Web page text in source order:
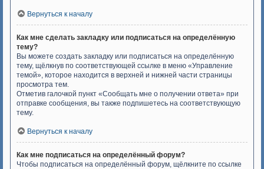
Вернуться к началу
Как мне сделать закладку или подписаться на определённую
тему?
Вы можете создать закладку или подписаться на определённую
тему, щёлкнув по соответствующей ссылке в меню «Управление
темой», которое находится в верхней и нижней части страницы
просмотра тем.
Отметив галочкой пункт «Сообщать мне о получении ответа» при
отправке сообщения, вы также подпишетесь на соответствующую
тему.
Вернуться к началу
Как мне подписаться на определённый форум?
Чтобы подписаться на определённый форум, щёлкните по ссылке